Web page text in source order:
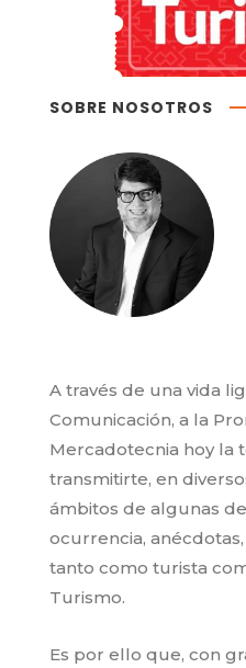
SOBRE NOSOTROS
A través de una vida
Comunicación, a la
Mercadotecnia hoy la
transmitirte, en
ámbitos de algunas
ocurrencia,
tanto como turista
Turismo.
Es por ello que, con